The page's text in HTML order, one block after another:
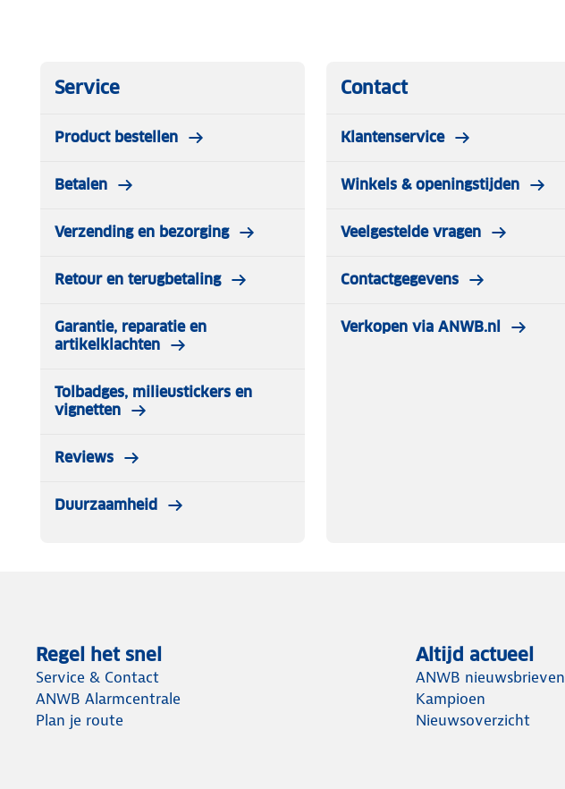
Service
Product bestellen
Betalen
Verzending en bezorging
Retour en terugbetaling
Garantie, reparatie en
artikelklachten
Tolbadges, milieustickers en
vignetten
Reviews
Duurzaamheid
Contact
Klantenservice
Winkels & openingstijden
Veelgestelde vragen
Contactgegevens
Verkopen via ANWB.nl
Regel het snel
Service & Contact
ANWB Alarmcentrale
Plan je route
Altijd actueel
ANWB nieuwsbrieven
Kampioen
Nieuwsoverzicht